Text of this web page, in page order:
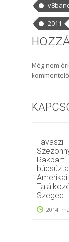
2011
Még nem
Tavaszi
Rakpart
Amerikai
Szeged
2014.